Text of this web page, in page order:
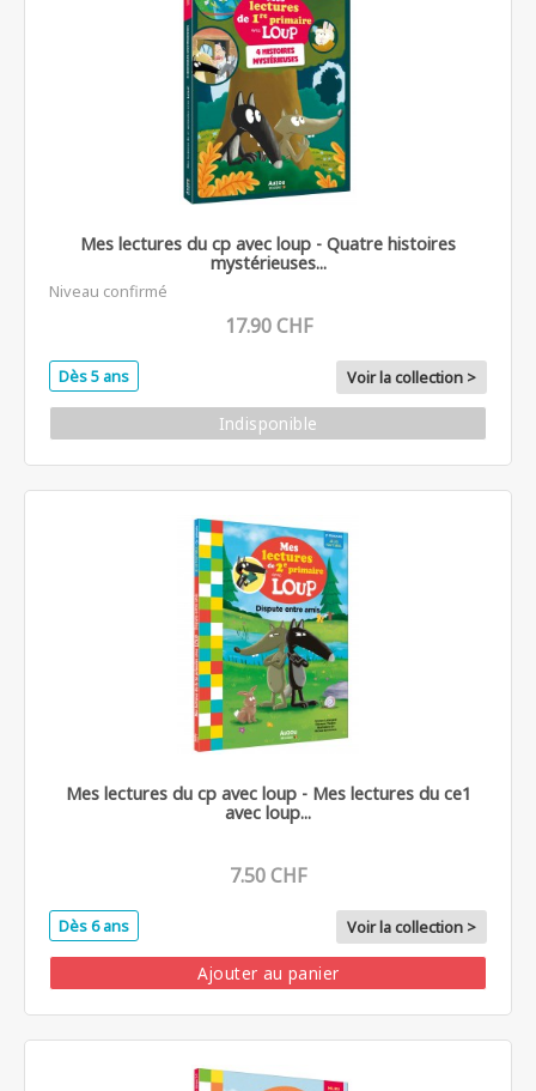
Mes lectures du cp avec loup - Quatre histoires
mystérieuses...
Niveau confirmé
17.90 CHF
Dès 5 ans Voir la collection >
Indisponible
Mes lectures du cp avec loup - Mes lectures du ce1
avec loup...
7.50 CHF
Dès 6 ans Voir la collection >
Ajouter au panier